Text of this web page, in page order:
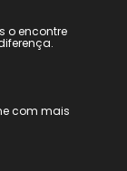
o encontre
com mais